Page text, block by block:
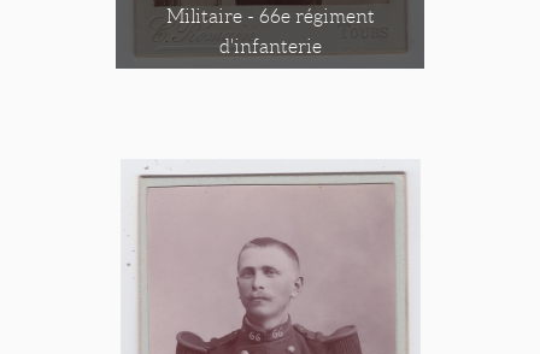
Militaire - 66e régiment
d'infanterie